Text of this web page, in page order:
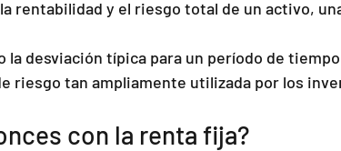
rentabilidad y el riesgo total de un activo,
la desviación típica para un período de
riesgo tan ampliamente utilizada por los
con la renta fija?